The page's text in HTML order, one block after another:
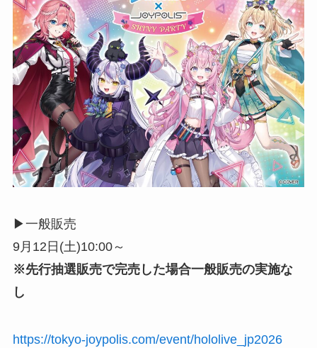
▶︎一般販売
9月12日(土)10:00～
※先行抽選販売で完売した場合一般販売の実施な
し
https://tokyo-joypolis.com/event/hololive_jp2026